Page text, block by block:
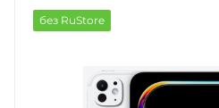
без RuStore